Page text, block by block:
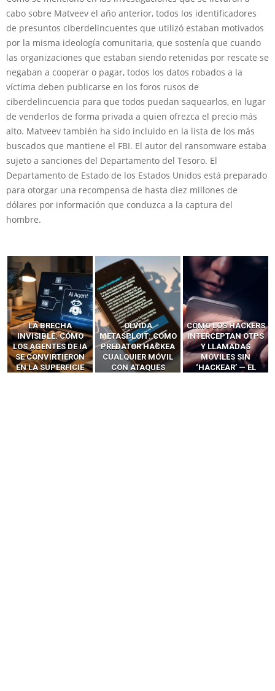
cabo sobre Matveev el año anterior, todos los identificadores
de presuntos ciberdelincuentes que utilizó estaban motivados
por la misma ideología comunitaria, que sostenía que cuando
las organizaciones que estaban siendo retenidas por rescate se
negaban a cooperar o pagar, todos los datos robados a la
víctima deben publicarse en los foros rusos de
ciberdelincuencia para que todos puedan saquearlos, en lugar
de venderlos de forma privada a quien ofrezca el precio más
alto. Matveev también ha sido incluido en la lista de los más
buscados que mantiene el FBI. El autor del ransomware estaba
sujeto a sanciones del Departamento del Tesoro. El
Departamento de Estado de los Estados Unidos está preparado
para otorgar una recompensa de hasta diez millones de
dólares por información que conduzca a la captura del
hombre.
LA BRECHA
INVISIBLE: CÓMO
LOS AGENTES DE IA
SE CONVIRTIERON
EN LA SUPERFICIE
OLVIDA
METASPLOIT: CÓMO
PREDATOR HACKEA
CUALQUIER MÓVIL
CON ATAQUES
CÓMO LOS HACKERS
INTERCEPTAN OTPS
Y LLAMADAS
MÓVILES SIN
‘HACKEAR’ — EL